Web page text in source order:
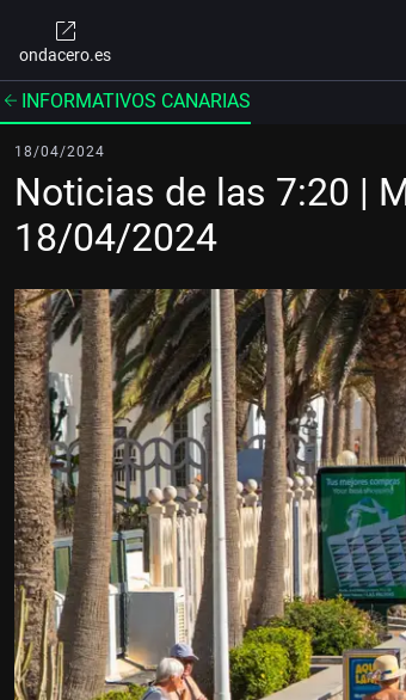
ondacero.es
INFORMATIVOS CANARIAS
18/04/2024
Noticias de las 7:20 |
18/04/2024